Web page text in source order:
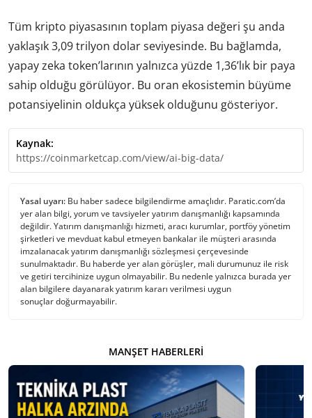
Tüm kripto piyasasının toplam piyasa değeri şu anda
yaklaşık 3,09 trilyon dolar seviyesinde. Bu bağlamda,
yapay zeka token’larının yalnızca yüzde 1,36’lık bir paya
sahip olduğu görülüyor. Bu oran ekosistemin büyüme
potansiyelinin oldukça yüksek olduğunu gösteriyor.
Kaynak:
https://coinmarketcap.com/view/ai-big-data/
Yasal uyarı: Bu haber sadece bilgilendirme amaçlıdır. Paratic.com’da
yer alan bilgi, yorum ve tavsiyeler yatırım danışmanlığı kapsamında
değildir. Yatırım danışmanlığı hizmeti, aracı kurumlar, portföy yönetim
şirketleri ve mevduat kabul etmeyen bankalar ile müşteri arasında
imzalanacak yatırım danışmanlığı sözleşmesi çerçevesinde
sunulmaktadır. Bu haberde yer alan görüşler, mali durumunuz ile risk
ve getiri tercihinize uygun olmayabilir. Bu nedenle yalnızca burada yer
alan bilgilere dayanarak yatırım kararı verilmesi uygun
sonuçlar doğurmayabilir.
MANŞET HABERLERI